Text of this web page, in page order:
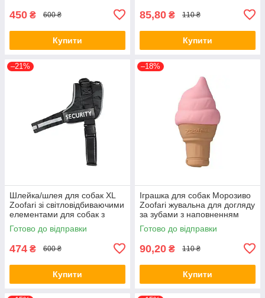
450 ₴ 600 ₴
Купити
85,80 ₴ 110 ₴
Купити
–21%
Шлейка/шлея для собак ХL
Zoofari зі світловідбиваючими
елементами для собак з
окружність грудей 90-119 см
Готово до відправки
474 ₴ 600 ₴
Купити
–18%
Іграшка для собак Морозиво
Zoofari жувальна для догляду
за зубами з наповненням
водою
Готово до відправки
90,20 ₴ 110 ₴
Купити